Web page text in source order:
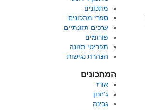
מתכונים
ספרי מתכונים
ערכים תזונתיים
פורומים
תפריטי תזונה
הצהרת נגישות
המתכונים
אורז
ג'חנון
גבינה